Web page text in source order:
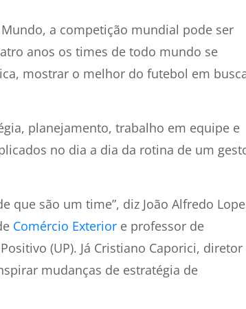
a competição mundial pode ser
anos os times de todo mundo se
mostrar o melhor do futebol em
planejamento, trabalho em equipe e
no dia a dia da rotina de um
que são um time”, diz João Alfredo
Comércio Exterior e professor de
(UP). Já Cristiano Caporici, diretor
mudanças de estratégia de